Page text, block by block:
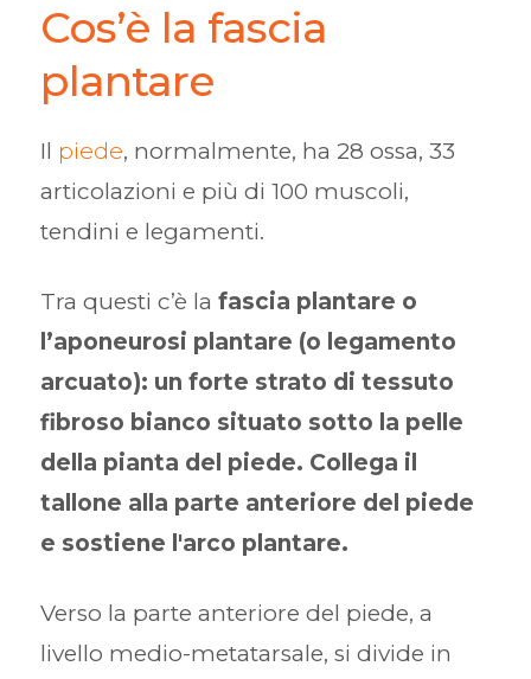
Cos’è la fascia
plantare
Il piede, normalmente, ha 28 ossa, 33
articolazioni e più di 100 muscoli,
tendini e legamenti.
Tra questi c’è la fascia plantare o
l’aponeurosi plantare (o legamento
arcuato): un forte strato di tessuto
fibroso bianco situato sotto la pelle
della pianta del piede. Collega il
tallone alla parte anteriore del piede
e sostiene l'arco plantare.
Verso la parte anteriore del piede, a
livello medio-metatarsale, si divide in